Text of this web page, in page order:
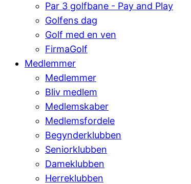
Par 3 golfbane - Pay and Play
Golfens dag
Golf med en ven
FirmaGolf
Medlemmer
Medlemmer
Bliv medlem
Medlemskaber
Medlemsfordele
Begynderklubben
Seniorklubben
Dameklubben
Herreklubben